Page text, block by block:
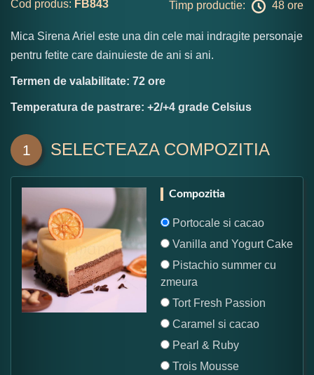
Cod produs: FB843 Timp productie: 48 ore
Mica Sirena Ariel este una din cele mai indragite personaje
pentru fetite care dainuieste de ani si ani.
Termen de valabilitate: 72 ore
Temperatura de pastrare: +2/+4 grade Celsius
1 SELECTEAZA COMPOZITIA
Compozitia
Portocale si cacao
Vanilla and Yogurt Cake
Pistachio summer cu
zmeura
Tort Fresh Passion
Caramel si cacao
Pearl & Ruby
Trois Mousse